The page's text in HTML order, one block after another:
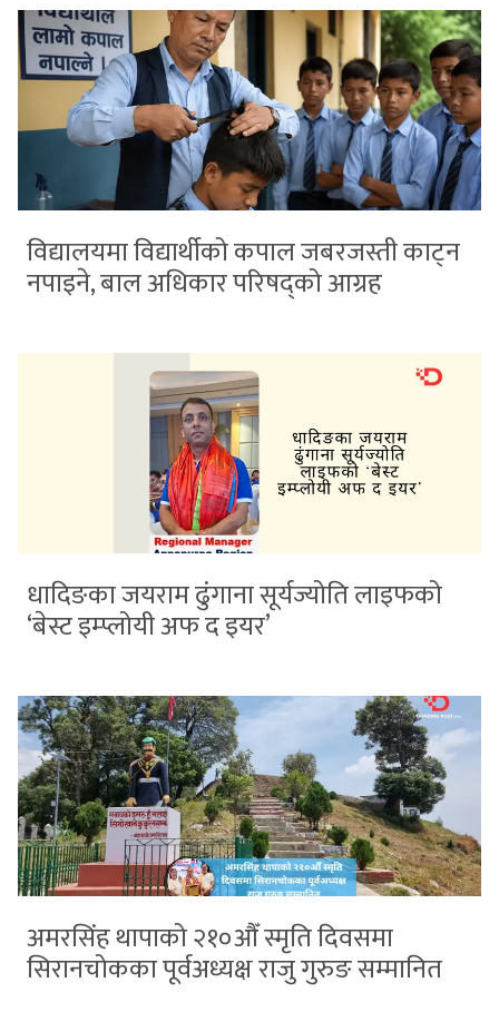
विद्यालयमा विद्यार्थीको कपाल जबरजस्ती काट्न
नपाइने, बाल अधिकार परिषद्को आग्रह
धादिङका जयराम ढुंगाना सूर्यज्योति लाइफको
‘बेस्ट इम्प्लोयी अफ द इयर’
अमरसिंह थापाको २१०औँ स्मृति दिवसमा
सिरानचोकका पूर्वअध्यक्ष राजु गुरुङ सम्मानित